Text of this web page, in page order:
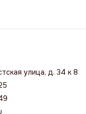
улица, д. 34 к 8